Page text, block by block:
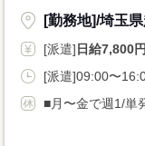
[勤務地]/埼玉
[派遣] 日給7,800
[派遣]09:00〜
■月〜金で週1/単